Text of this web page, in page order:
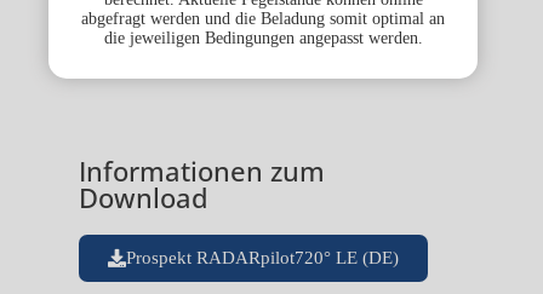
abgefragt werden und die Beladung somit optimal an
die jeweiligen Bedingungen angepasst werden.
Informationen zum
Download
Prospekt RADARpilot720° LE (DE)